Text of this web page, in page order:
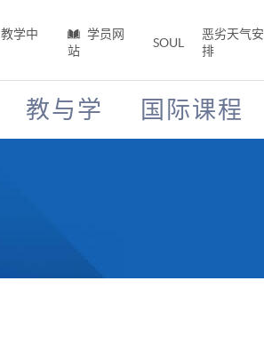
教学中
学员网
站
SOUL
恶劣天气安
排
教与学 国际课程